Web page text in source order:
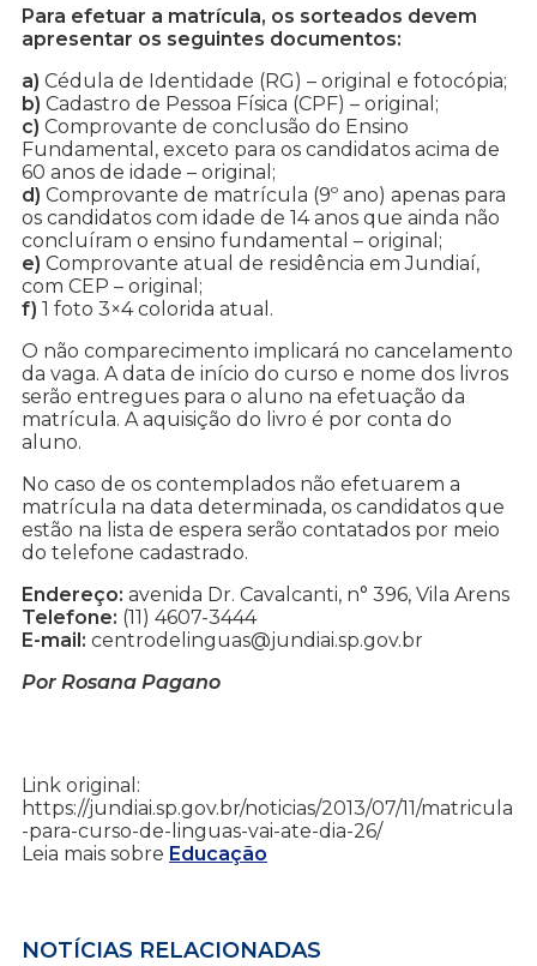
Para efetuar a matrícula, os sorteados devem
apresentar os seguintes documentos:
a) Cédula de Identidade (RG) – original e fotocópia;
b) Cadastro de Pessoa Física (CPF) – original;
c) Comprovante de conclusão do Ensino
Fundamental, exceto para os candidatos acima de
60 anos de idade – original;
d) Comprovante de matrícula (9º ano) apenas para
os candidatos com idade de 14 anos que ainda não
concluíram o ensino fundamental – original;
e) Comprovante atual de residência em Jundiaí,
com CEP – original;
f) 1 foto 3×4 colorida atual.
O não comparecimento implicará no cancelamento
da vaga. A data de início do curso e nome dos livros
serão entregues para o aluno na efetuação da
matrícula. A aquisição do livro é por conta do
aluno.
No caso de os contemplados não efetuarem a
matrícula na data determinada, os candidatos que
estão na lista de espera serão contatados por meio
do telefone cadastrado.
Endereço: avenida Dr. Cavalcanti, n° 396, Vila Arens
Telefone: (11) 4607-3444
E-mail: centrodelinguas@jundiai.sp.gov.br
Por Rosana Pagano
Link original:
https://jundiai.sp.gov.br/noticias/2013/07/11/matricula
-para-curso-de-linguas-vai-ate-dia-26/
Leia mais sobre Educação
NOTÍCIAS RELACIONADAS